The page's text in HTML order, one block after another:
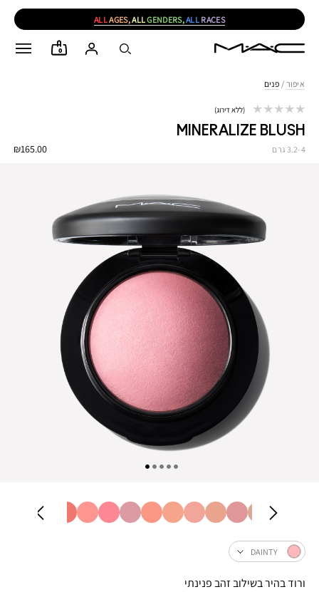
ALLAGES,ALLGENDERS,ALL RACES
0
איפור / פנים
MINERALIZE BLUSH
₪165.00 3.2-4 גרם
ללא דירוג
DAINTY
ורוד בהיר בשילוב זהב פנינתי